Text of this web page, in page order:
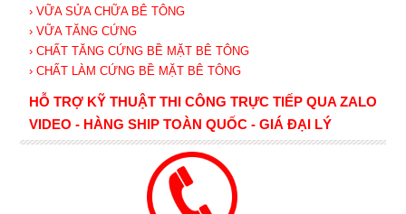
› VỮA SỬA CHỮA BÊ TÔNG
› VỮA TĂNG CỨNG
› CHẤT TĂNG CỨNG BỀ MẶT BÊ TÔNG
› CHẤT LÀM CỨNG BỀ MẶT BÊ TÔNG
HỖ TRỢ KỸ THUẬT THI CÔNG TRỰC TIẾP QUA ZALO
VIDEO - HÀNG SHIP TOÀN QUỐC - GIÁ ĐẠI LÝ